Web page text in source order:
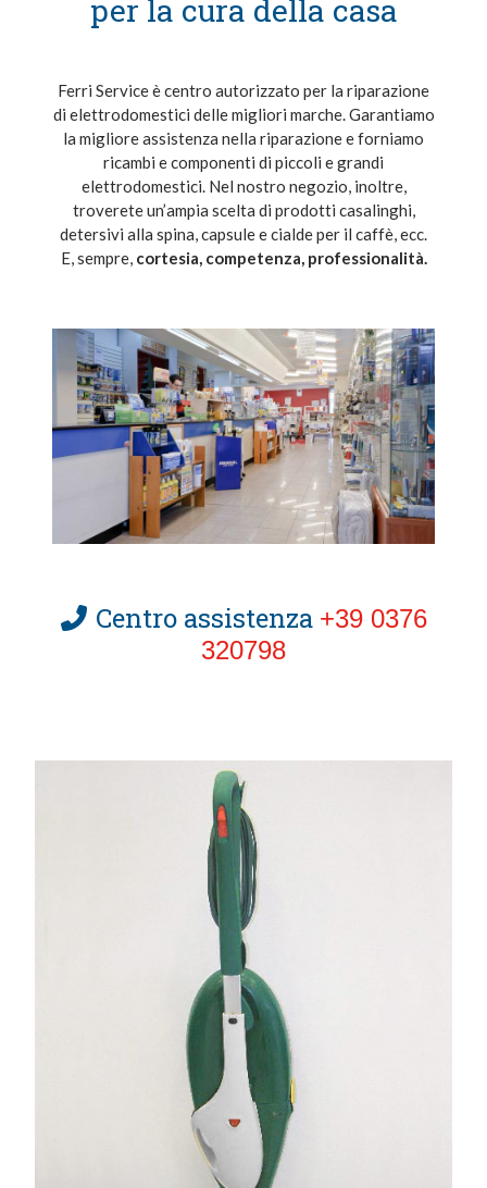
per la cura della casa
Ferri Service è centro autorizzato per la riparazione
di elettrodomestici delle migliori marche. Garantiamo
la migliore assistenza nella riparazione e forniamo
ricambi e componenti di piccoli e grandi
elettrodomestici. Nel nostro negozio, inoltre,
troverete un’ampia scelta di prodotti casalinghi,
detersivi alla spina, capsule e cialde per il caffè, ecc.
E, sempre, cortesia, competenza, professionalità.
Centro assistenza +39 0376
320798